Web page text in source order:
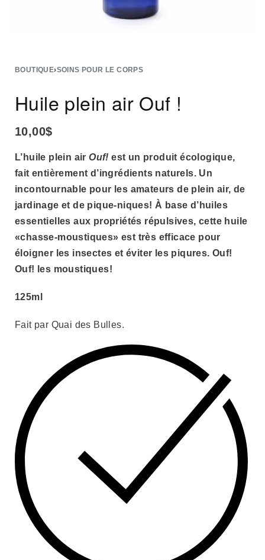
BOUTIQUE›SOINS POUR LE CORPS
Huile plein air Ouf !
10,00$
L’huile plein airOuf! est un produit écologique,
fait entièrement d’ingrédients naturels. Un
incontournable pour les amateurs de plein air, de
jardinage et de pique-niques! À base d’huiles
essentielles aux propriétés répulsives, cette huile
«chasse-moustiques» est très efficace pour
éloigner les insectes et éviter les piqures. Ouf!
Ouf! les moustiques!
125ml
Fait par Quai des Bulles.